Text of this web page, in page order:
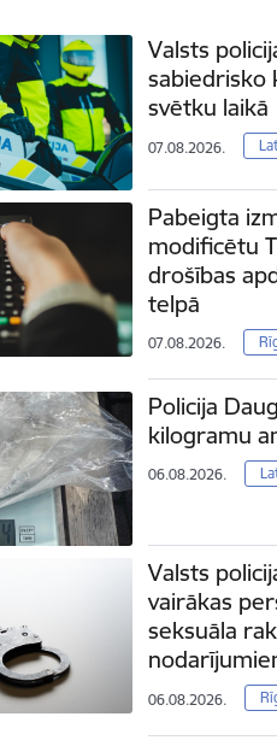
Valsts
sabiedrisko
svētku laikā
07.08.2026.
Pabeigta
modificētu
drošības
telpā
07.08.2026.
Policija
kilogramu
06.08.2026.
Valsts
vairākas
seksuāla
06.08.2026.